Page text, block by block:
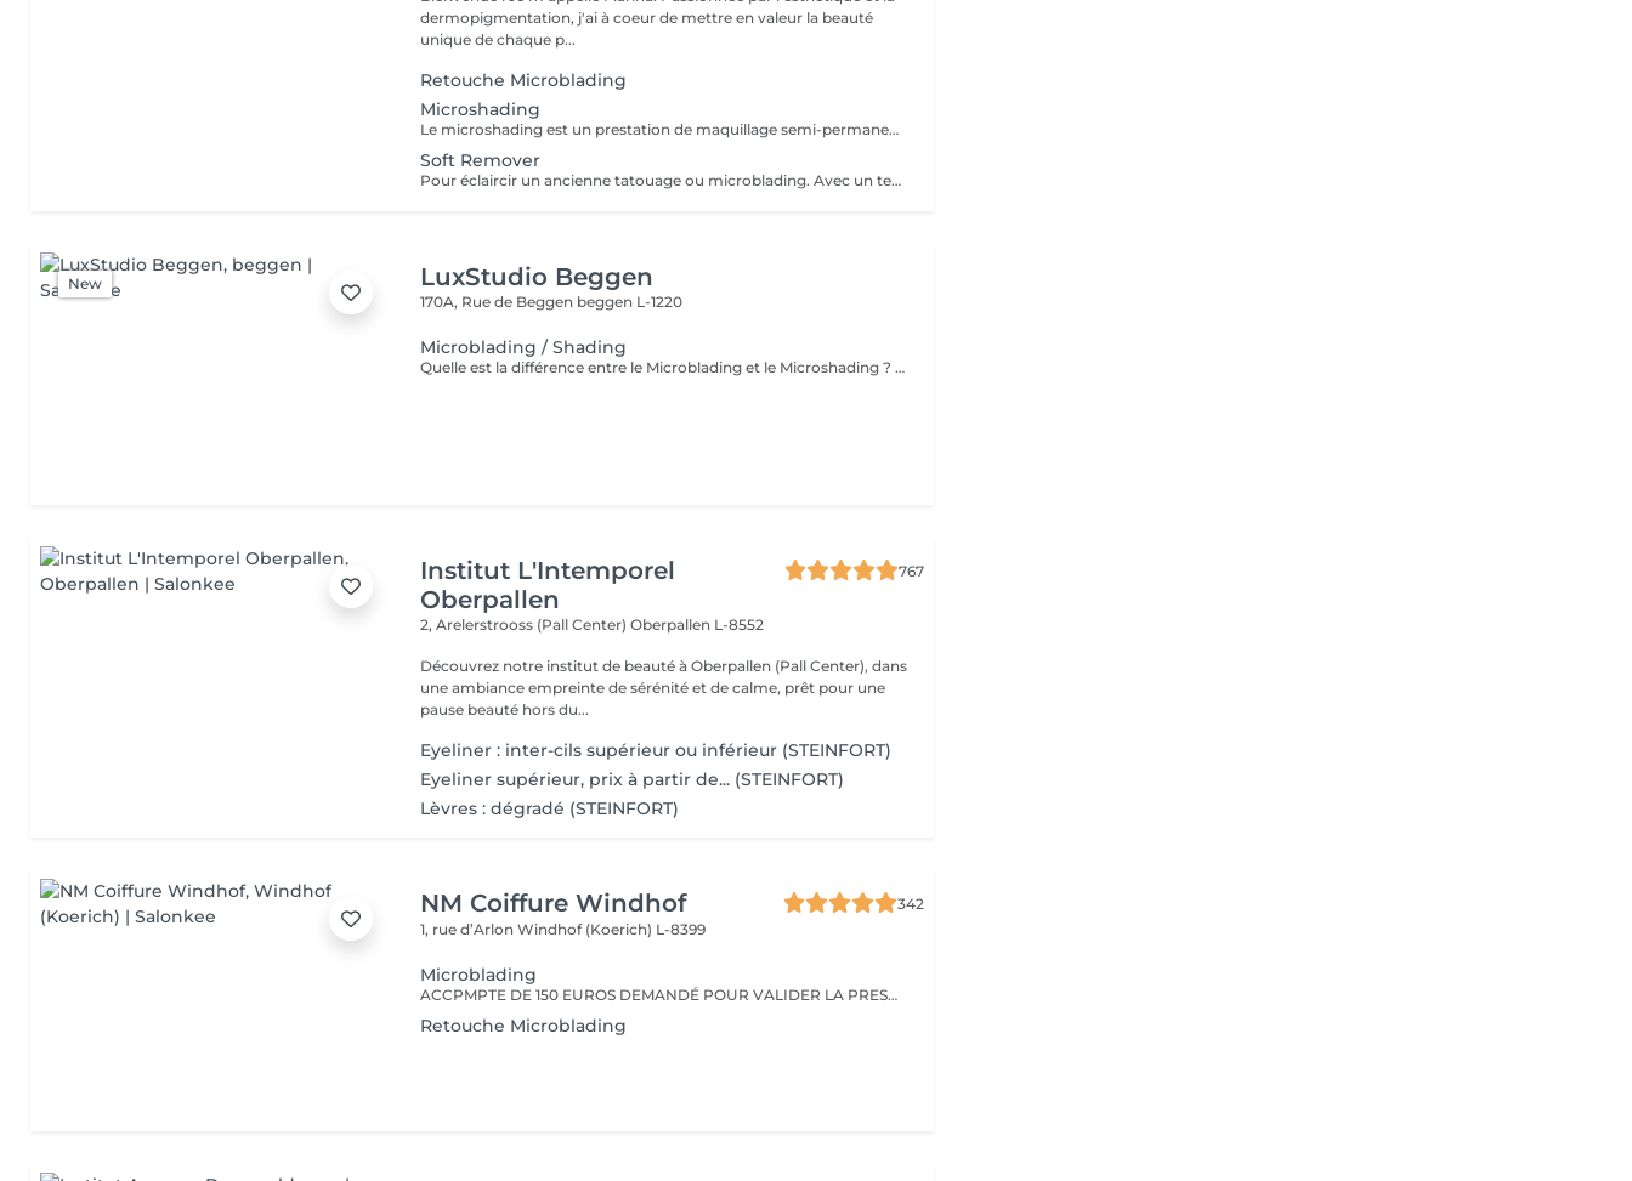
dermopigmentation, j'ai à coeur de mettre en valeur la beauté
unique de chaque p...
Retouche Microblading
Microshading
Le microshading est un prestation de maquillage semi-permanent. Pour sublimer votre regard, harmoniser votre ligne de sourcils. Rendu visuel affect poudrée.
Soft Remover
Pour éclaircir un ancienne tatouage ou microblading. Avec un technique non invasive pour la peau. No! Laser
New LuxStudio Beggen
170A, Rue de Beggen beggen L-1220
Microblading / Shading
Quelle est la différence entre le Microblading et le Microshading ? Le Microblading est une technique manuelle de maquillage semi-permanent qui imite parfaitement des poils fins et naturels. Idéal pour combler des zones clairsemées ou redessiner la ligne des sourcils tout en conservant un aspect très naturel. Effet « poil à poil ». Le Microshading, en revanche, utilise une technique de pigmentation par pointillé, similaire à un effet d'ombre ou de dégradé maquillé. Il donne un aspect plus doux, poudré et sophistiqué, idéal pour celles qui aiment un effet maquillage subtil mais structuré. Effet « ombré » ou « poudré ». Quelle technique choisir ? Microblading : pour un effet naturel, sourcils peu fournis ou très fins. Microshading : pour un look maquillé, des sourcils plus nets et définis. Technique mixte (combinée) : les deux techniques sont parfois associées pour un résultat sur mesure, avec poils à l'avant et ombrage à la queue du sourcil. Une consultation personnalisée est toujours recommandée pour déterminer la technique la plus adaptée à votre peau, à vos attentes et à votre style. Souhaitez-vous aussi que eu traduza em português ou adaptar para o público do Lux Studio?
Institut L'Intemporel
Oberpallen
767
2, Arelerstrooss (Pall Center)Oberpallen L-8552
Découvrez notre institut de beauté à Oberpallen (Pall Center), dans
une ambiance empreinte de sérénité et de calme, prêt pour une
pause beauté hors du...
Eyeliner : inter-cils supérieur ou inférieur (STEINFORT)
Eyeliner supérieur, prix à partir de... (STEINFORT)
Lèvres : dégradé (STEINFORT)
NM Coiffure Windhof
342
1, rue d’ArlonWindhof (Koerich) L-8399
Microblading
ACCPMPTE DE 150 EUROS DEMANDÉ POUR VALIDER LA PRESTATION. EN CAS D'ANNULATION, MERCI D'APPELER L'INSTITUT AU MOINS 48H À L'AVANCE.
Retouche Microblading